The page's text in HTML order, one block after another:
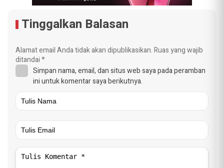
Tinggalkan Balasan
Alamat email Anda tidak akan dipublikasikan.Ruas yang wajib
ditandai*
Simpan nama, email, dan situs web saya pada peramban
ini untuk komentar saya berikutnya.